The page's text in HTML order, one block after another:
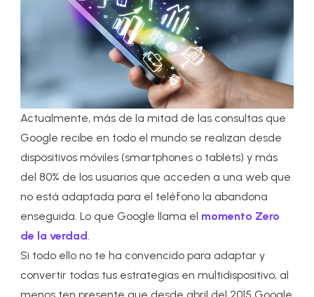
Actualmente, más de la mitad de las consultas que
Google recibe en todo el mundo se realizan desde
dispositivos móviles (smartphones o tablets) y más
del 80% de los usuarios que acceden a una web que
no está adaptada para el teléfono la abandona
enseguida. Lo que Google llama el momento Zero
de la verdad.
Si todo ello no te ha convencido para adaptar y
convertir todas tus estrategias en multidispositivo, al